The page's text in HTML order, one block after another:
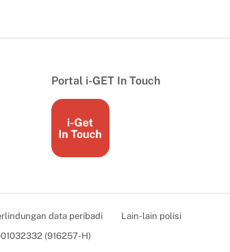
Portal i-GET In Touch
data peribadi
Lain-lain polisi
(916257-H)